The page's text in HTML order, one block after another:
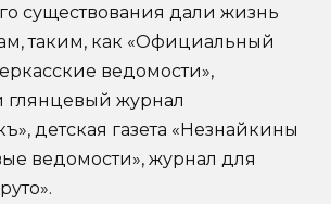
существования дали жизнь
таким, как «Официальный
ведомости»,
глянцевый журнал
детская газета «Незнайкины
ведомости», журнал для